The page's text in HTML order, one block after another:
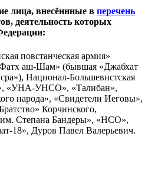
лица, внесённные в перечень
деятельность которых
повстанческая армия»
аш-Шам» (бывшая «Джабхат
Национал-Большевистская
«УНА-УНСО», «Талибан»,
народа», «Свидетели Иеговы»,
Корчинского,
им. Степана Бандеры», «НСО»,
18», Дуров Павел Валерьевич.